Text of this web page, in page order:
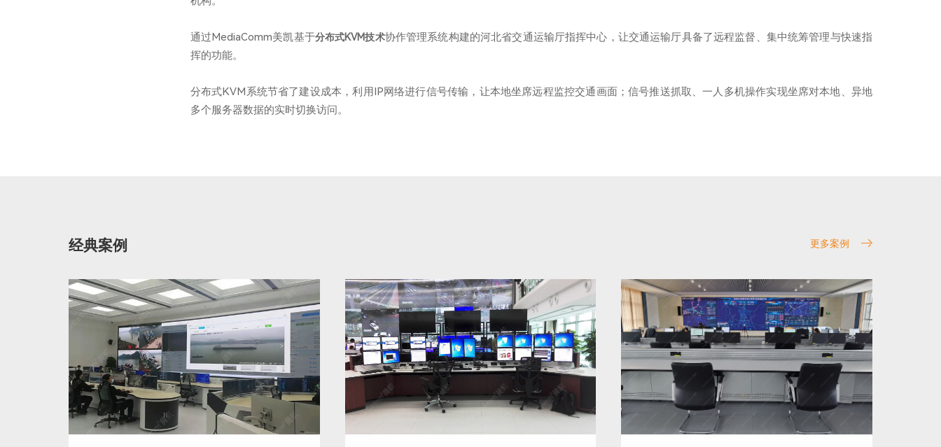
通过MediaComm美凯基于分布式KVM技术协作管理系统构建的河北省交通运输厅指挥中心，让交通运输厅具备了远程监督、集中统筹管理与快速指
挥的功能。
分布式KVM系统节省了建设成本，利用IP网络进行信号传输，让本地坐席远程监控交通画面；信号推送抓取、一人多机操作实现坐席对本地、异地
多个服务器数据的实时切换访问。
经典案例 更多案例